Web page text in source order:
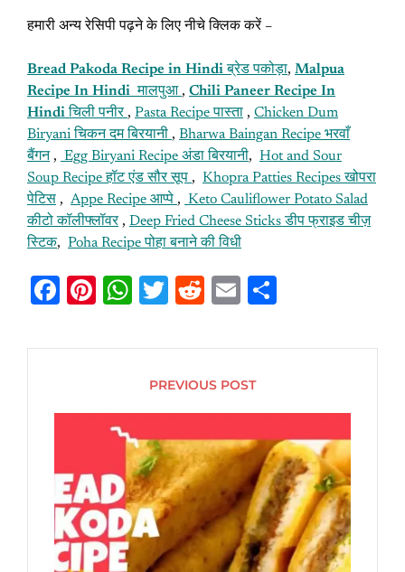
हमारी अन्य रेसिपी पढ़ने के लिए नीचे क्लिक करें –
Bread Pakoda Recipe in Hindiब्रेड पकोड़ा, Malpua
Recipe In Hindi मालपुआ , Chili Paneer Recipe In
Hindiचिली पनीर , Pasta Recipe पास्ता , Chicken Dum
Biryani चिकन दम बिरयानी , Bharwa Baingan Recipe भरवाँ
बैंगन, Egg Biryani Recipe अंडा बिरयानी, Hot and Sour
Soup Recipe हॉट एंड सौर सूप , Khopra Patties Recipes खोपरा
पेटिस , Appe Recipe आप्पे , Keto Cauliflower Potato Salad
कीटो कॉलीफ्लॉवर, Deep Fried Cheese Sticks डीप फ्राइड चीज़
स्टिक, Poha Recipe पोहा बनाने की विधी
Fa
b
o
Pi
er
t
W
at
A
p
p
T
itt
er
R
d
di
t
E
ai
l
ar
PREVIOUS POST